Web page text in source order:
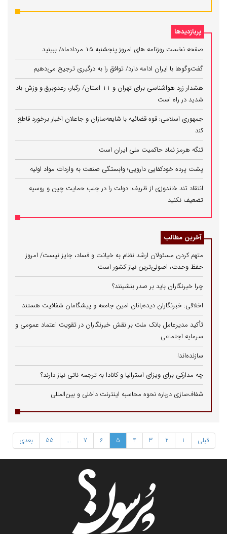
پربازدیدها
صفحه نخست روزنامه های امروز پنجشنبه ۱۵ مردادماه/ ببینید
گفت‌وگوها با ایران ادامه دارد/ توافق را به درگیری ترجیح می‌دهیم
هشدار زرد هواشناسی برای تهران و ۱۱ استان/ رگبار، رعدوبرق و وزش باد
شدید در راه است
جمهوری اسلامی: قوه قضائیه با شایعه‌سازان و جاعلان اخبار برخورد قاطع
کند
تنگه هرمز نماد حاکمیت ملی ایران است
پشت پرده خودکفایی دارویی؛ وابستگی صنعت به واردات مواد اولیه
انتقاد تند خاندوزی از ظریف: دولت را در جلب حمایت چین و روسیه
تضعیف نکنید
آخرین مطالب
متهم کردن مسئولان ارشد نظام به خیانت و فساد، جایز نیست/ امروز
حفظ وحدت، اصولی‌ترین نیاز کشور است
چرا خبرنگاران باید بر صدر بنشینند؟
اخلاقی: خبرنگاران دیده‌بانان امین جامعه و پیشگامان شفافیت هستند
تأکید مدیرعامل بانک ملت بر نقش خبرنگاران در تقویت اعتماد عمومی و
سرمایه اجتماعی
سازنده‌اند!
چه مدارکی برای ویزای استرالیا و کانادا به ترجمه ناتی نیاز دارند؟
شفاف‌سازی درباره نحوه محاسبه اینترنت داخلی و بین‌المللی
قبلی 1
2
3
4
5
6
7
...
55 بعدی